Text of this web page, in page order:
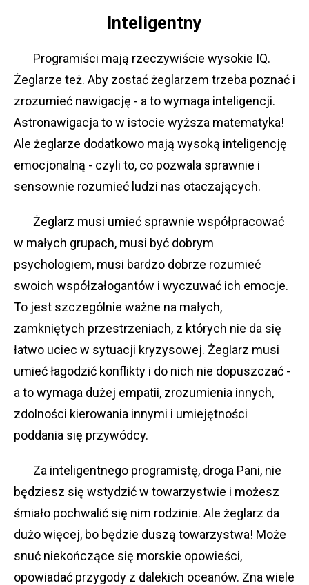
Inteligentny
Programiści mają rzeczywiście wysokie IQ.
Żeglarze też. Aby zostać żeglarzem trzeba poznać i
zrozumieć nawigację - a to wymaga inteligencji.
Astronawigacja to w istocie wyższa matematyka!
Ale żeglarze dodatkowo mają wysoką inteligencję
emocjonalną - czyli to, co pozwala sprawnie i
sensownie rozumieć ludzi nas otaczających.
Żeglarz musi umieć sprawnie współpracować
w małych grupach, musi być dobrym
psychologiem, musi bardzo dobrze rozumieć
swoich współzałogantów i wyczuwać ich emocje.
To jest szczególnie ważne na małych,
zamkniętych przestrzeniach, z których nie da się
łatwo uciec w sytuacji kryzysowej. Żeglarz musi
umieć łagodzić konflikty i do nich nie dopuszczać -
a to wymaga dużej empatii, zrozumienia innych,
zdolności kierowania innymi i umiejętności
poddania się przywódcy.
Za inteligentnego programistę, droga Pani, nie
będziesz się wstydzić w towarzystwie i możesz
śmiało pochwalić się nim rodzinie. Ale żeglarz da
dużo więcej, bo będzie duszą towarzystwa! Może
snuć niekończące się morskie opowieści,
opowiadać przygody z dalekich oceanów. Zna wiele